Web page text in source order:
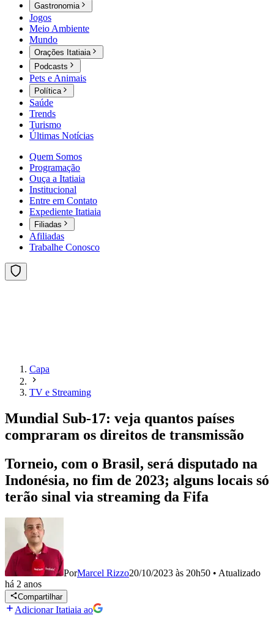
Gastronomia
Jogos
Meio Ambiente
Mundo
Orações Itatiaia
Podcasts
Pets e Animais
Política
Saúde
Trends
Turismo
Últimas Notícias
Quem Somos
Programação
Ouça a Itatiaia
Institucional
Entre em Contato
Expediente Itatiaia
Filiadas
Afiliadas
Trabalhe Conosco
Capa
TV e Streaming
Mundial Sub-17: veja quantos países
compraram os direitos de transmissão
Torneio, com o Brasil, será disputado na
Indonésia, no fim de 2023; alguns locais só
terão sinal via streaming da Fifa
PorMarcel Rizzo20/10/2023 às 20h50 • Atualizado
há 2 anos
Compartilhar
Adicionar Itatiaia ao